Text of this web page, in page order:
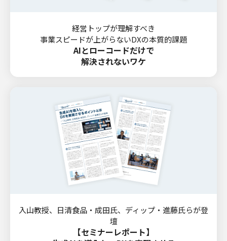
経営トップが理解すべき
事業スピードが上がらないDXの本質的課題
AIとローコードだけで
解決されないワケ
入山教授、日清食品・成田氏、ディップ・進藤氏らが登
壇
【セミナーレポート】